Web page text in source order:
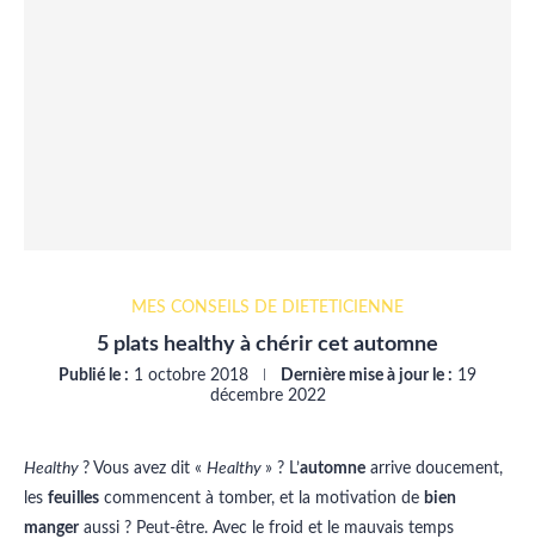
MES CONSEILS DE DIÉTÉTICIENNE
5 plats healthy à chérir cet automne
Publié le : 1 octobre 2018 Dernière mise à jour le : 19
décembre 2022
Healthy ? Vous avez dit « Healthy » ? L’automne arrive doucement,
les feuilles commencent à tomber, et la motivation de bien
mangeraussi ? Peut-être. Avec le froid et le mauvais temps